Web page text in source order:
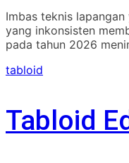
Imbas teknis
yang inkonsisten
pada tahun 2026
tabloid
Tabloid